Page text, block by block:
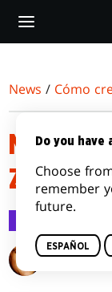
main
News / Cómo
MÁS
Mark
Do you have
Choose
remember
future.
ESPAÑOL